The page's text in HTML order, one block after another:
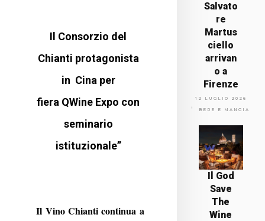
Il Consorzio del
Chianti protagonista
in Cina per
fiera QWine Expo con
seminario
istituzionale”
Il Vino Chianti continua a
Salvato
re
Martus
ciello
arrivan
o a
Firenze
12 LUGLIO 2026
BERE E MANGIARE
Il God
Save
The
Wine